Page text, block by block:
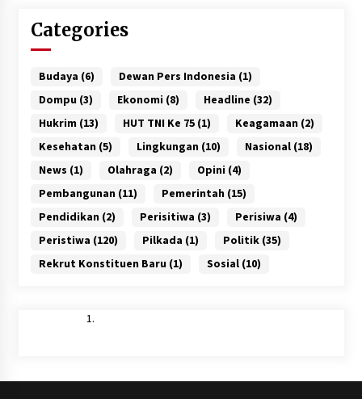
Categories
Budaya (6) Dewan Pers Indonesia (1)
Dompu (3) Ekonomi (8) Headline (32)
Hukrim (13) HUT TNI Ke 75(1) Keagamaan (2)
Kesehatan (5) Lingkungan (10) Nasional(18)
News (1) Olahraga (2) Opini (4)
Pembangunan (11) Pemerintah (15)
Pendidikan (2) Perisitiwa (3) Perisiwa (4)
Peristiwa (120) Pilkada (1) Politik(35)
Rekrut Konstituen Baru (1) Sosial(10)